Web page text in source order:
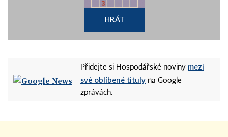
HRÁT
Přidejte si Hospodářské noviny mezi
své oblíbené tituly na Google
zprávách.